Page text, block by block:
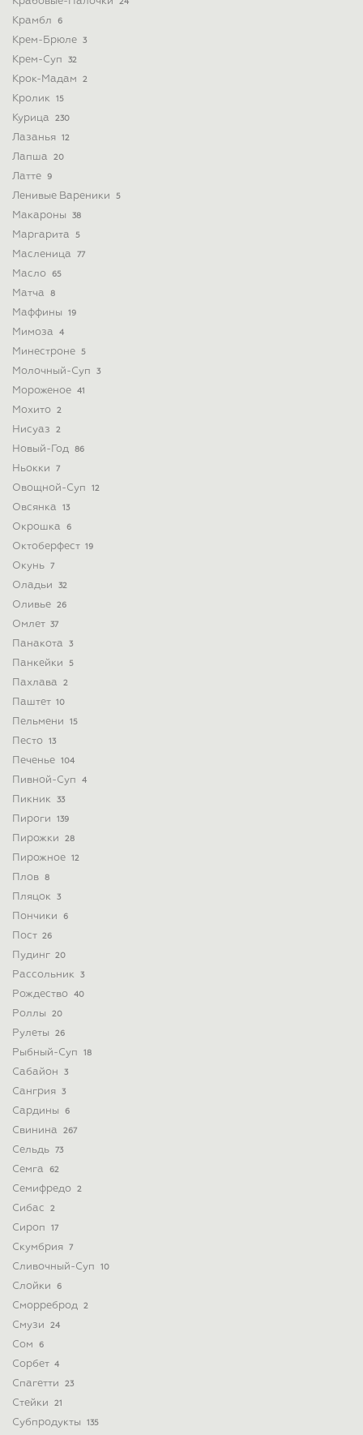
24
Крамбл 6
Крем-Брюле 3
Крем-Суп 32
Крок-Мадам 2
Кролик 15
Курица 230
Лазанья 12
Лапша 20
Латте 9
Ленивые Вареники 5
Макароны 38
Маргарита 5
Масленица 77
Масло 65
Матча 8
Маффины 19
Мимоза 4
Минестроне 5
Молочный-Суп 3
Мороженое 41
Мохито 2
Нисуаз 2
Новый-Год 86
Ньокки 7
Овощной-Суп 12
Овсянка 13
Окрошка 6
Октоберфест 19
Окунь 7
Оладьи 32
Оливье 26
Омлет 37
Панакота 3
Панкейки 5
Пахлава 2
Паштет 10
Пельмени 15
Песто 13
Печенье 104
Пивной-Суп 4
Пикник 33
Пироги 139
Пирожки 28
Пирожное 12
Плов 8
Пляцок 3
Пончики 6
Пост 26
Пудинг 20
Рассольник 3
Рождество 40
Роллы 20
Рулеты 26
Рыбный-Суп 18
Сабайон 3
Сангрия 3
Сардины 6
Свинина 267
Сельдь 73
Семга 62
Семифредо 2
Сибас 2
Сироп 17
Скумбрия 7
Сливочный-Суп 10
Слойки 6
Сморреброд 2
Смузи 24
Сом 6
Сорбет 4
Спагетти 23
Стейки 21
Субпродукты 135